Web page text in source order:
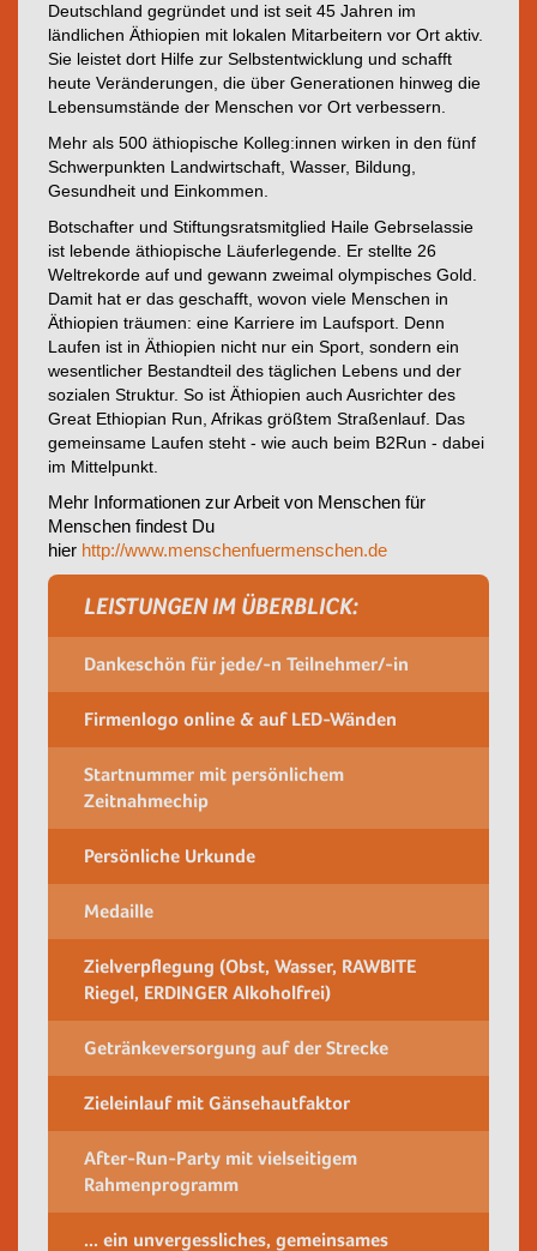
Deutschland gegründet und ist seit 45 Jahren im
ländlichen Äthiopien mit lokalen Mitarbeitern vor Ort aktiv.
Sie leistet dort Hilfe zur Selbstentwicklung und schafft
heute Veränderungen, die über Generationen hinweg die
Lebensumstände der Menschen vor Ort verbessern.
Mehr als 500 äthiopische Kolleg:innen wirken in den fünf
Schwerpunkten Landwirtschaft, Wasser, Bildung,
Gesundheit und Einkommen.
Botschafter und Stiftungsratsmitglied Haile Gebrselassie
ist lebende äthiopische Läuferlegende. Er stellte 26
Weltrekorde auf und gewann zweimal olympisches Gold.
Damit hat er das geschafft, wovon viele Menschen in
Äthiopien träumen: eine Karriere im Laufsport. Denn
Laufen ist in Äthiopien nicht nur ein Sport, sondern ein
wesentlicher Bestandteil des täglichen Lebens und der
sozialen Struktur. So ist Äthiopien auch Ausrichter des
Great Ethiopian Run, Afrikas größtem Straßenlauf. Das
gemeinsame Laufen steht - wie auch beim B2Run - dabei
im Mittelpunkt.
Mehr Informationen zur Arbeit von Menschen für
Menschen findest Du
hier http://www.menschenfuermenschen.de
LEISTUNGEN IM ÜBERBLICK:
Dankeschön für jede/-n Teilnehmer/-in
Firmenlogo online & auf LED-Wänden
Startnummer mit persönlichem
Zeitnahmechip
Persönliche Urkunde
Medaille
Zielverpflegung (Obst, Wasser, RAWBITE
Riegel, ERDINGER Alkoholfrei)
Getränkeversorgung auf der Strecke
Zieleinlauf mit Gänsehautfaktor
After-Run-Party mit vielseitigem
Rahmenprogramm
... ein unvergessliches, gemeinsames